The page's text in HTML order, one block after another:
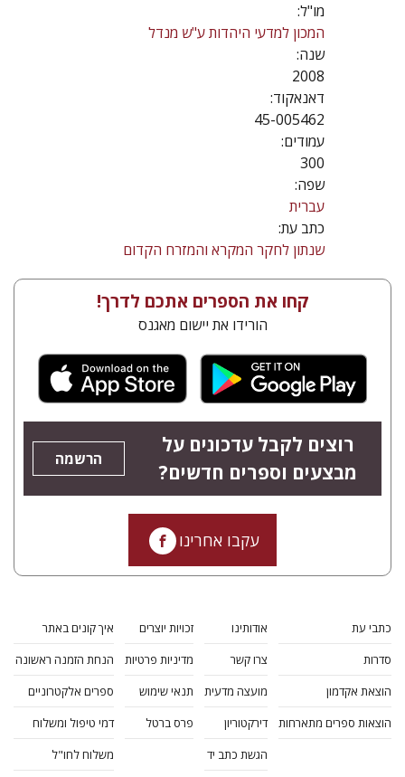
מו"ל:
המכון למדעי היהדות ע"ש מנדל
שנה:
2008
דאנאקוד:
45-005462
עמודים:
300
שפה:
עברית
כתב עת:
שנתון לחקר המקרא והמזרח הקדום
קחו את הספרים אתכם לדרך!
הורידו את יישום מאגנס
רוצים לקבל עדכונים על
מבצעים וספרים חדשים?
הרשמה
עקבו אחרינו
כתבי עת
סדרות
הוצאת אקדמון
הוצאות ספרים מתארחות
אודותינו
צרו קשר
מועצה מדעית
דירקטוריון
הגשת כתב יד
זכויות יוצרים
מדיניות פרטיות
תנאי שימוש
פרס ברטל
איך קונים באתר
הנחת הזמנה ראשונה
ספרים אלקטרוניים
דמי טיפול ומשלוח
משלוח לחו"ל